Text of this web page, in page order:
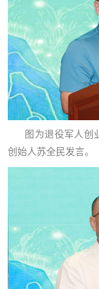
图为退役军人创
创始人苏全民发言。